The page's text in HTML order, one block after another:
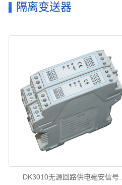
隔离变送器
DK3010无源回路供电毫安信号...